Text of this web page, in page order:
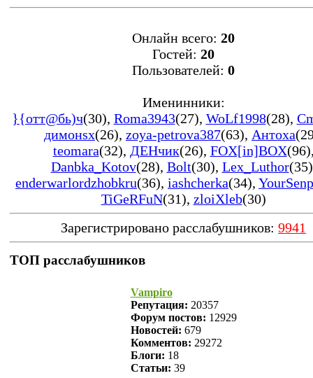
Онлайн всего: 20
Гостей: 20
Пользователей: 0
Именинники:
}{oтт@бь)ч(30), Roma3943(27), WoLf1998(28),
димонsx(26), zoya-petrova387(63), Антоха
teomara(32), ДЕНчик(26), FOX[in]BOX(96)
Danbka_Kotov(28), Bolt(30), Lex_Luthor(35)
enderwarlordzhobkru(36), iashcherka(34),
TiGeRFuN(31), zloiXleb(30)
Зарегистрировано расслабушников: 9941
ТОП расслабушников
Vampiro
Репутация: 20357
Форум постов: 12929
Новостей: 679
Комментов: 29272
Блоги: 18
Статьи: 39